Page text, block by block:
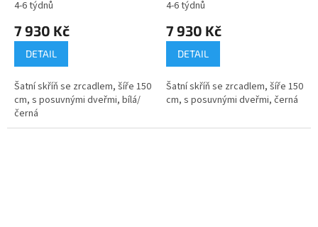
4-6 týdnů
7 930 Kč
DETAIL
Šatní skříň se zrcadlem, šíře 150
cm, s posuvnými dveřmi, bílá/
černá
4-6 týdnů
7 930 Kč
DETAIL
Šatní skříň se zrcadlem, šíře 150
cm, s posuvnými dveřmi, černá